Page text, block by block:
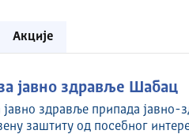
Акције
јавно здравље Шабац
јавно здравље припада јавно-
заштиту од посебног